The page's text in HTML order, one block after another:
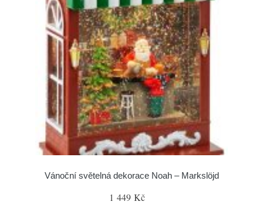
Vánoční světelná dekorace Noah – Markslöjd
1 449 Kč